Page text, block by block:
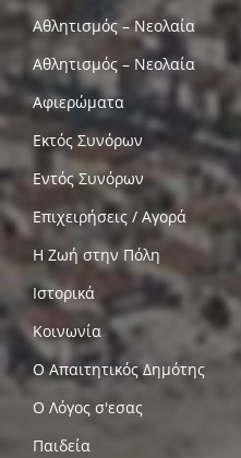
Αθλητισμός – Νεολαία
Αθλητισμός – Νεολαία
Αφιερώματα
Εκτός Συνόρων
Εντός Συνόρων
Επιχειρήσεις / Αγορά
Η Ζωή στην Πόλη
Ιστορικά
Κοινωνία
Ο Απαιτητικός Δημότης
Ο Λόγος σ'εσας
Παιδεία